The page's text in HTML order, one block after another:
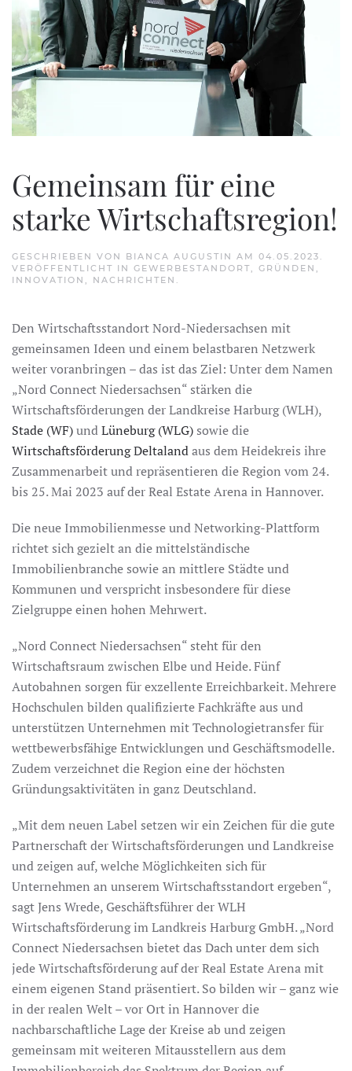
Gemeinsam für eine
starke Wirtschaftsregion!
GESCHRIEBEN VON BIANCA AUGUSTIN AM 04.05.2023 .
VERÖFFENTLICHT IN GEWERBESTANDORT, GRÜNDEN ,
INNOVATION , NACHRICHTEN .
Den Wirtschaftsstandort Nord-Niedersachsen mit
gemeinsamen Ideen und einem belastbaren Netzwerk
weiter voranbringen – das ist das Ziel: Unter dem Namen
„Nord Connect Niedersachsen“ stärken die
Wirtschaftsförderungen der Landkreise Harburg (WLH),
Stade (WF)undLüneburg (WLG) sowie die
Wirtschaftsförderung Deltalandaus dem Heidekreis ihre
Zusammenarbeit und repräsentieren die Region vom 24.
bis 25. Mai 2023 auf der Real Estate Arena in Hannover.
Die neue Immobilienmesse und Networking-Plattform
richtet sich gezielt an die mittelständische
Immobilienbranche sowie an mittlere Städte und
Kommunen und verspricht insbesondere für diese
Zielgruppe einen hohen Mehrwert.
„Nord Connect Niedersachsen“ steht für den
Wirtschaftsraum zwischen Elbe und Heide. Fünf
Autobahnen sorgen für exzellente Erreichbarkeit. Mehrere
Hochschulen bilden qualifizierte Fachkräfte aus und
unterstützen Unternehmen mit Technologietransfer für
wettbewerbsfähige Entwicklungen und Geschäftsmodelle.
Zudem verzeichnet die Region eine der höchsten
Gründungsaktivitäten in ganz Deutschland.
„Mit dem neuen Label setzen wir ein Zeichen für die gute
Partnerschaft der Wirtschaftsförderungen und Landkreise
und zeigen auf, welche Möglichkeiten sich für
Unternehmen an unserem Wirtschaftsstandort ergeben“,
sagt Jens Wrede, Geschäftsführer der WLH
Wirtschaftsförderung im Landkreis Harburg GmbH. „Nord
Connect Niedersachsen bietet das Dach unter dem sich
jede Wirtschaftsförderung auf der Real Estate Arena mit
einem eigenen Stand präsentiert. So bilden wir – ganz wie
in der realen Welt – vor Ort in Hannover die
nachbarschaftliche Lage der Kreise ab und zeigen
gemeinsam mit weiteren Mitausstellern aus dem